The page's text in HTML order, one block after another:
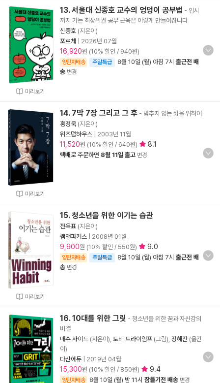
미리보기
13. 서울대 신종호 교수의 엉덩이 공부법 - 입시
까지 가는 최상위권 공부 근육은 이렇게 만들어집니다
신종호 (지은이)
포르체
2026년 07월
16,920원 (10% 할인 / 940원)
양탄자배송 주말특급 8월 10일 (월) 아침 7시 출근전 배
송 변경
미리보기
14. 7막 7장 그리고 그 후 - 멈추지 않는 삶을 위하여
홍정욱 (지은이)
위즈덤하우스
2003년 11월
11,520원 (10% 할인 / 640원) 8.1
택배로 주문하면 8월 11일 출고 변경
미리보기
15. 청소년을 위한 이기는 습관
전옥표 (지은이)
쌤앤파커스
2008년 01월
9,900원 (10% 할인 / 550원) 9.0
양탄자배송 주말특급 8월 10일 (월) 아침 7시 출근전 배
송 변경
16. 10대를 위한 그릿 - 청소년을 위한 꿈과 자신감의
비결
매슈 사이드 (지은이), 토비 트라이엄프 (그림), 장혜진 (옮긴
이)
다산에듀
2019년 04월
15,300원 (10% 할인 / 850원) 9.4
양탄자배송 8월 10일 (월) 밤 11시 잠들기전 배송 변경